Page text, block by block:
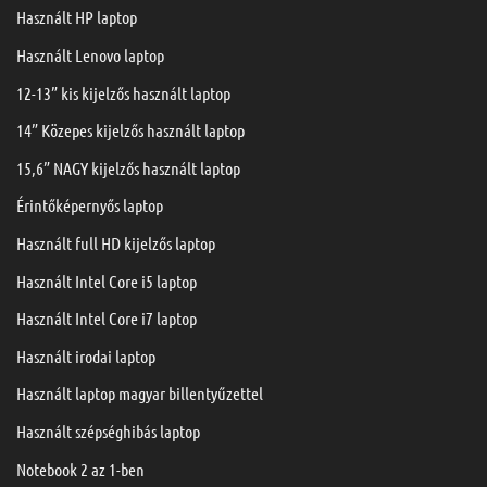
Használt HP laptop
Használt Lenovo laptop
12-13” kis kijelzős használt laptop
14” Közepes kijelzős használt laptop
15,6” NAGY kijelzős használt laptop
Érintőképernyős laptop
Használt full HD kijelzős laptop
Használt Intel Core i5 laptop
Használt Intel Core i7 laptop
Használt irodai laptop
Használt laptop magyar billentyűzettel
Használt szépséghibás laptop
Notebook 2 az 1-ben